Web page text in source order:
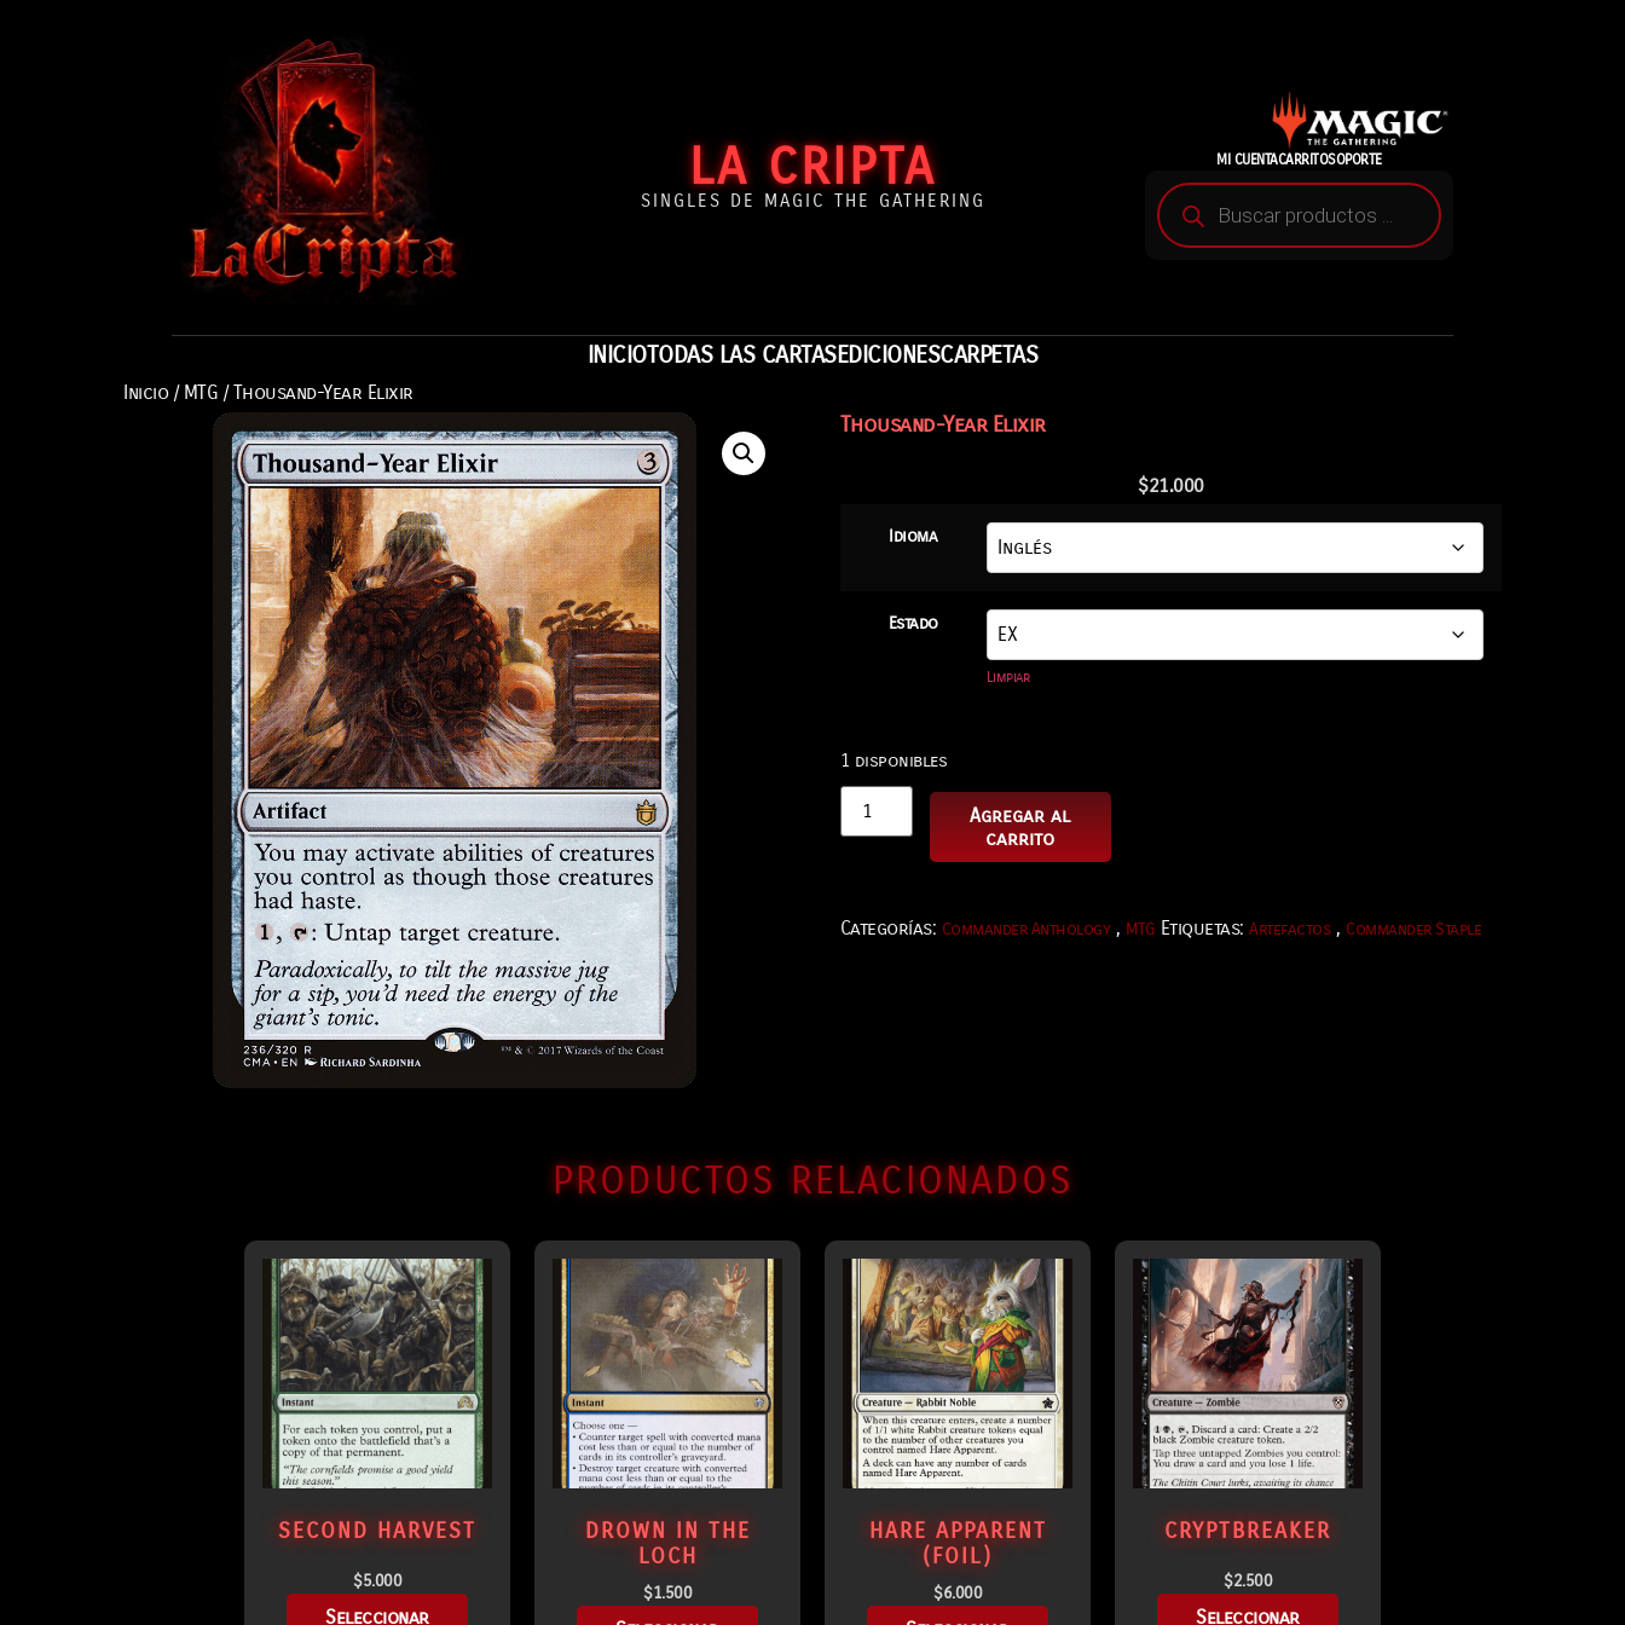
LA CRIPTA
SINGLES DE MAGIC THE GATHERING
MI CUENTACARRITOSOPORTE
INICIOTODAS LAS CARTASEDICIONESCARPETAS
Inicio/ MTG / Thousand-Year Elixir
Thousand-Year Elixir
$21.000
Idioma
Estado
Limpiar
1 disponibles
Agregar al
carrito
Categorías: Commander Anthology , MTG Etiquetas:Artefactos , Commander Staple
PRODUCTOS RELACIONADOS
SECOND HARVEST
$5.000
Seleccionar
DROWN IN THE
LOCH
$1.500
HARE APPARENT
(FOIL)
$6.000
CRYPTBREAKER
$2.500
Seleccionar